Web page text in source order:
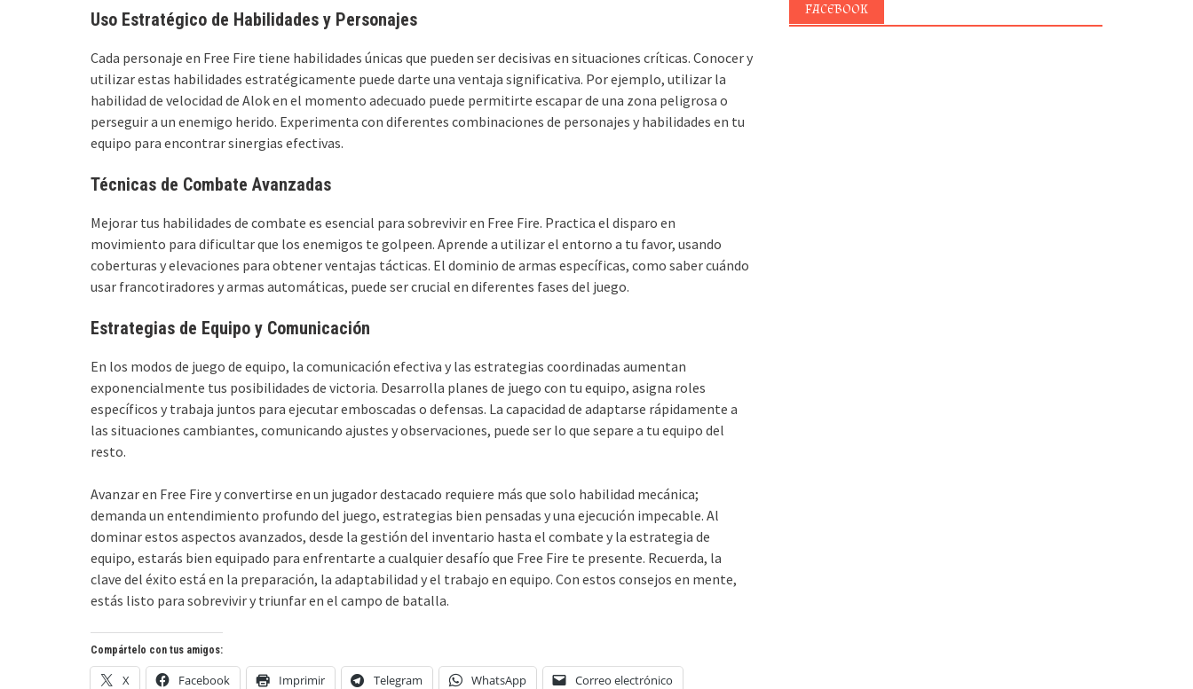
Uso Estratégico de Habilidades y Personajes
Cada personaje en Free Fire tiene habilidades únicas que pueden ser decisivas en situaciones críticas. Conocer y
utilizar estas habilidades estratégicamente puede darte una ventaja significativa. Por ejemplo, utilizar la
habilidad de velocidad de Alok en el momento adecuado puede permitirte escapar de una zona peligrosa o
perseguir a un enemigo herido. Experimenta con diferentes combinaciones de personajes y habilidades en tu
equipo para encontrar sinergias efectivas.
Técnicas de Combate Avanzadas
Mejorar tus habilidades de combate es esencial para sobrevivir en Free Fire. Practica el disparo en
movimiento para dificultar que los enemigos te golpeen. Aprende a utilizar el entorno a tu favor, usando
coberturas y elevaciones para obtener ventajas tácticas. El dominio de armas específicas, como saber cuándo
usar francotiradores y armas automáticas, puede ser crucial en diferentes fases del juego.
Estrategias de Equipo y Comunicación
En los modos de juego de equipo, la comunicación efectiva y las estrategias coordinadas aumentan
exponencialmente tus posibilidades de victoria. Desarrolla planes de juego con tu equipo, asigna roles
específicos y trabaja juntos para ejecutar emboscadas o defensas. La capacidad de adaptarse rápidamente a
las situaciones cambiantes, comunicando ajustes y observaciones, puede ser lo que separe a tu equipo del
resto.
Avanzar en Free Fire y convertirse en un jugador destacado requiere más que solo habilidad mecánica;
demanda un entendimiento profundo del juego, estrategias bien pensadas y una ejecución impecable. Al
dominar estos aspectos avanzados, desde la gestión del inventario hasta el combate y la estrategia de
equipo, estarás bien equipado para enfrentarte a cualquier desafío que Free Fire te presente. Recuerda, la
clave del éxito está en la preparación, la adaptabilidad y el trabajo en equipo. Con estos consejos en mente,
estás listo para sobrevivir y triunfar en el campo de batalla.
Compártelo con tus amigos:
X Facebook Imprimir Telegram WhatsApp Correo electrónico
FACEBOOK